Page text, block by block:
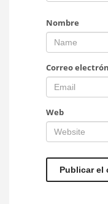
Nombre
Correo
Web